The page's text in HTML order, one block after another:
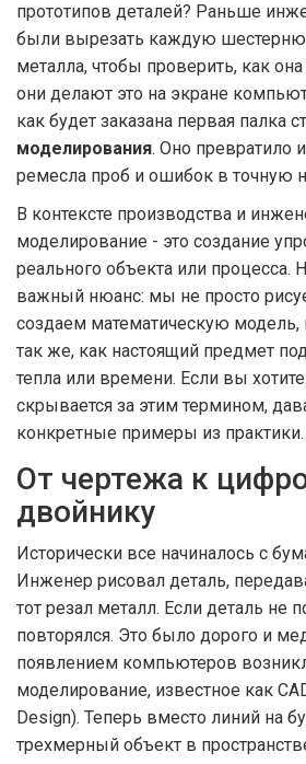
прототипов деталей? Раньше
были вырезать каждую шестерню
металла, чтобы проверить, как она
они делают это на экране
как будет заказана первая палка
моделирования. Оно превратило
ремесла проб и ошибок в точную
В контексте производства и
моделирование - это создание
реального объекта или процесса.
важный нюанс: мы не просто
создаем математическую модель,
так же, как настоящий предмет
тепла или времени. Если вы
скрывается за этим термином,
конкретные примеры из практики.
От чертежа к
двойнику
Исторически все начиналось с
Инженер рисовал деталь,
тот резал металл. Если деталь не
повторялся. Это было дорого и
появлением компьютеров
моделирование, известное как
Design). Теперь вместо линий на
трехмерный объект в